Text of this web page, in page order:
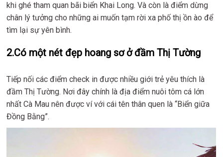
khi ghé tham quan bãi biển Khai Long. Và còn là điểm dừng
chân lý tưởng cho những ai muốn tạm rời xa phố thị ồn ào để
tìm lại sự yên bình.
2.Có một nét đẹp hoang sơ ở đầm Thị Tường
Tiếp nối các điểm check in được nhiều giới trẻ yêu thích là
đầm Thị Tường. Nơi đây chính là địa điểm nuôi tôm cá lớn
nhất Cà Mau nên được ví với cái tên thân quen là “Biển giữa
Đồng Bằng”.